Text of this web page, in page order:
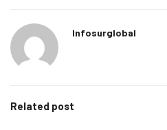
Infosurglobal
Related post